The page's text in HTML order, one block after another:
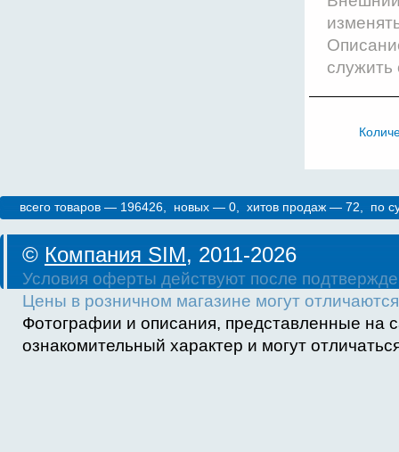
всего товаров — 196426, новых — 0, хитов продаж — 72, по
© Компания SIM, 2011-2026
Условия оферты действуют после
Цены в розничном магазине могут
Фотографии и описания, представленные на
ознакомительный характер и могут